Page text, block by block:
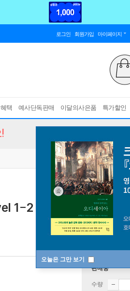
로그인 회원가입 마이페이지
택 예사단독판매 이달의사은품 특가할인
오늘은 그만 보기
1-2 [ 실전12회+기출2회+정답및해설 ]
판매중
수량